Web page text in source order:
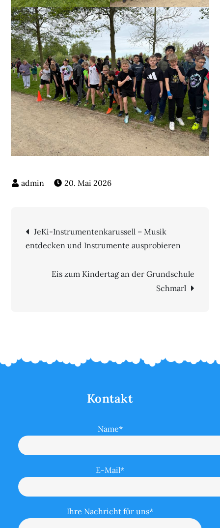
20. Mai 2026
Beitragsnavigation
JeKi-Instrumentenkarussell – Musik
entdecken und Instrumente ausprobieren
Eis zum Kindertag an der Grundschule
Schmarl
Kontakt
Name*
E-Mail*
Ihre Nachricht für uns*